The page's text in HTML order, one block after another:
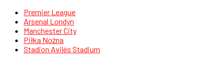
Premier League
Arsenal Londyn
Manchester City
Piłka Nożna
Stadion Avilés Stadium